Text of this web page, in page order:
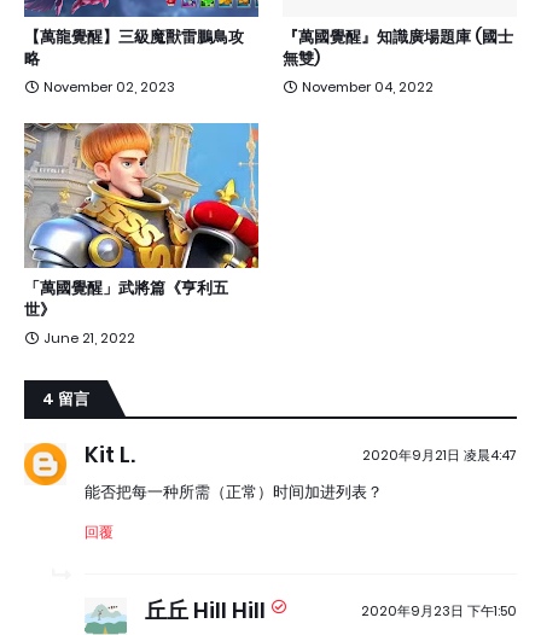
【萬龍覺醒】三級魔獸雷鵬鳥攻
略
November 02, 2023
『萬國覺醒』知識廣場題庫 (國士
無雙)
November 04, 2022
「萬國覺醒」武將篇《亨利五
世》
June 21, 2022
4 留言
Kit L. 2020年9月21日 凌晨4:47
能否把每一种所需（正常）时间加进列表？
回覆
丘丘 Hill Hill 2020年9月23日 下午1:50